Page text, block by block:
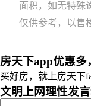
面积，如无特殊
仅供参考，以售
房天下app优惠多
买好房，就上房天下
文明上网理性发言